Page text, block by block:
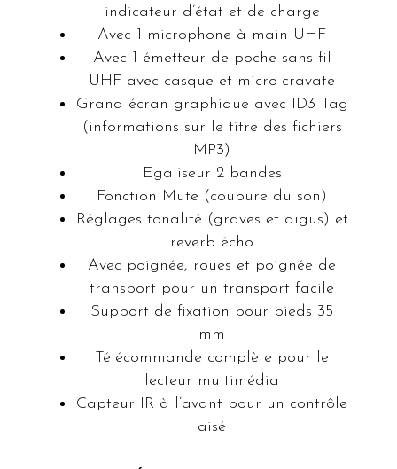
indicateur d’état et de charge
Avec 1 microphone à main UHF
Avec 1 émetteur de poche sans fil
UHF avec casque et micro-cravate
Grand écran graphique avec ID3 Tag
(informations sur le titre des fichiers
MP3)
Egaliseur 2 bandes
Fonction Mute (coupure du son)
Réglages tonalité (graves et aigus) et
reverb écho
Avec poignée, roues et poignée de
transport pour un transport facile
Support de fixation pour pieds 35
mm
Télécommande complète pour le
lecteur multimédia
Capteur IR à l’avant pour un contrôle
aisé